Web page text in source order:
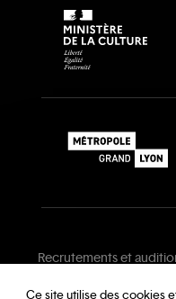
Recrutements et
Mentions légales
Ce site utilise des cookies